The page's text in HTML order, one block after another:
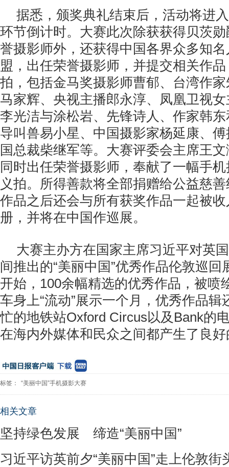
据悉，颁奖典礼结束后，活动将进
环节倒计时。大赛此次除获获得贝茨
誉摄影师外，还获得中国各界众多知
盟，出任荣誉摄影师，并提交相关作
拍，包括金马奖摄影师曹郁、台湾作
马家辉、央视主播郎永淳、凤凰卫视
李光洁与涂松岩、先锋诗人、作家韩
导叫兽易小星、中国摄影家杨延康、
国总裁柴继军等。大赛评委会主席王
同时出任荣誉摄影师，奉献了一幅手
义拍。所得善款将全部捐赠给公益慈
作品之后还会与所有获奖作品一起被
册，并将在中国作巡展。
大赛主办方在国家主席习近平对英
间推出的“美丽中国”优秀作品伦敦巡回
开始，100余幅精选的优秀作品，被喷
车身上“流动”展示一个月，优秀作品辑
忙的地铁站Oxford Circus以及Bank的
在海内外媒体和民众之间都产生了良
标签： “美丽中国”手机摄影大赛
相关文章
坚持绿色发展 缔造“美丽中国”
习近平访英前夕“美丽中国”走上伦敦街